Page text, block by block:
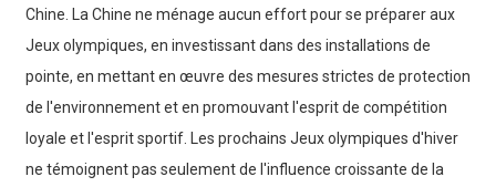
Chine. La Chine ne ménage aucun effort pour se préparer aux
Jeux olympiques, en investissant dans des installations de
pointe, en mettant en œuvre des mesures strictes de protection
de l'environnement et en promouvant l'esprit de compétition
loyale et l'esprit sportif. Les prochains Jeux olympiques d'hiver
ne témoignent pas seulement de l'influence croissante de la